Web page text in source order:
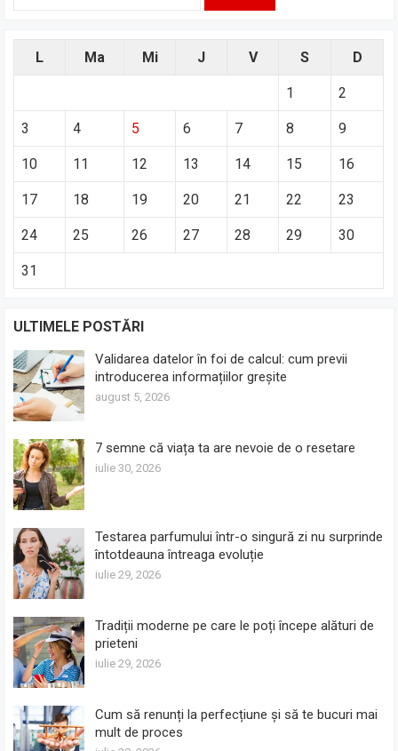
L Ma Mi J V S D
1 2
3 4 5 6 7 8 9
10 11 12 13 14 15 16
17 18 19 20 21 22 23
24 25 26 27 28 29 30
31
ULTIMELE POSTĂRI
Validarea datelor în foi de calcul: cum previi
introducerea informațiilor greșite
august 5, 2026
7 semne că viața ta are nevoie de o resetare
iulie 30, 2026
Testarea parfumului într-o singură zi nu surprinde
întotdeauna întreaga evoluție
iulie 29, 2026
Tradiții moderne pe care le poți începe alături de
prieteni
iulie 29, 2026
Cum să renunți la perfecțiune și să te bucuri mai
mult de proces